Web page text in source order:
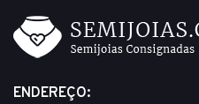
ENDEREÇO: